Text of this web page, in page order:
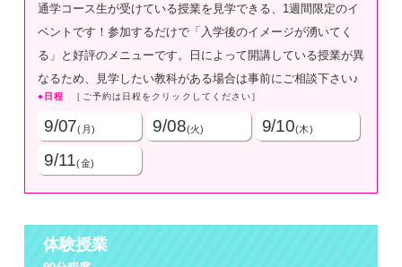
通学コース生が受けている授業を見学できる、1週間限定のイ
ベントです！参加するだけで「入学後のイメージが湧いてく
る」と好評のメニューです。日によって開講している授業が異
なるため、見学したい教科がある場合は事前にご相談下さい♪
日程 ［ご予約は日程をクリックしてください］
9/07(月) 9/08(火) 9/10(木)
9/11(金)
体験授業